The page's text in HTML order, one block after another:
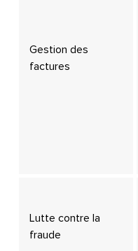
Gestion des
factures
Lutte contre la
fraude